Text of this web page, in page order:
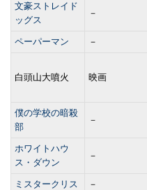
文豪ストレイド
ッグス
－
ペーパーマン －
白頭山大噴火 映画
僕の学校の暗殺
部
－
ホワイトハウ
ス・ダウン
－
ミスタークリス －